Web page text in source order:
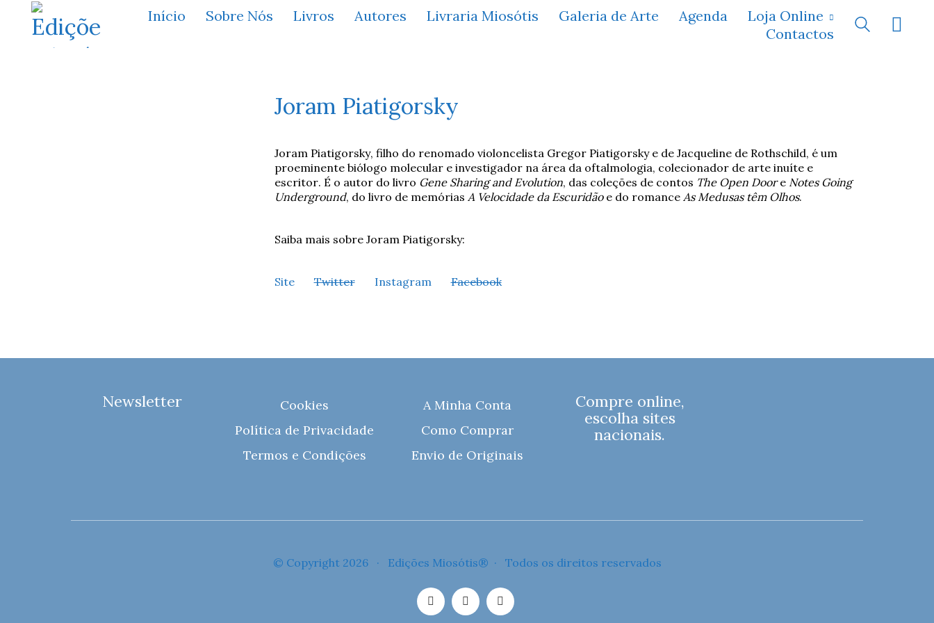
Início Sobre Nós Livros Autores Livraria Miosótis Galeria de Arte Agenda
Loja Online
Contactos
Joram Piatigorsky
Joram Piatigorsky, filho do renomado violoncelista Gregor Piatigorsky e de Jacqueline de Rothschild, é um
proeminente biólogo molecular einvestigador na área da oftalmologia, colecionador de arte inuíte e
escritor. É o autor do livro Gene Sharing and Evolution, das coleções de contos The Open Doore Notes Going
Underground, do livro de memórias A Velocidade da Escuridãoe do romance As Medusas têm Olhos.
Saiba mais sobre Joram Piatigorsky:
Site Twitter Instagram Facebook
Newsletter
Cookies
Política de Privacidade
Termos e Condições
A Minha Conta
Como Comprar
Envio de Originais
Compre online,
escolha sites
nacionais.
© Copyright 2026 · Edições Miosótis® · Todos os direitos reservados